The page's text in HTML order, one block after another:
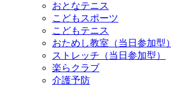
おとなテニス
こどもスポーツ
こどもテニス
おためし教室（当日参加型）
ストレッチ（当日参加型）
楽らクラブ
介護予防